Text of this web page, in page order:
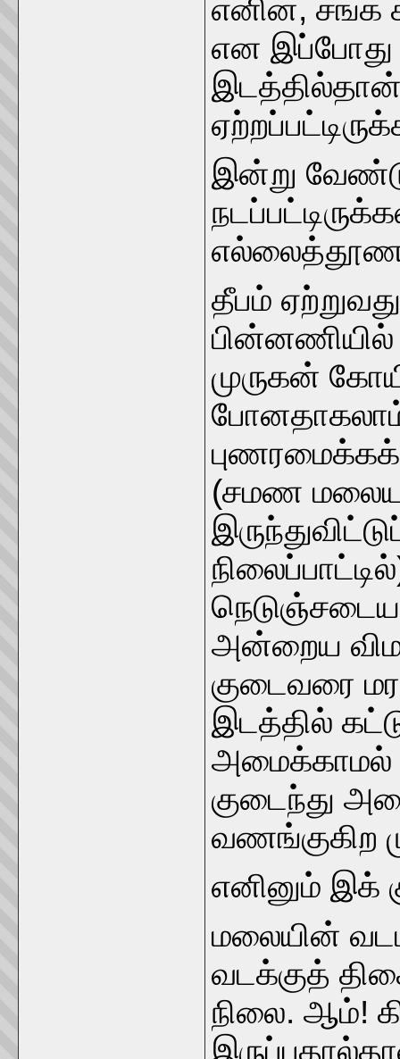
எனின், சங்க
என இப்போது
இடத்தில்தான்
இன்று
தீபம்
பின்னணியில்
முருகன்
(சமண
அன்றைய
குடைவரை
இடத்தில்
அமைக்காமல்
குடைந்து
வணங்குகிற
எனினும் இக்
மலையின்
வடக்குத்
நிலை. ஆம்!